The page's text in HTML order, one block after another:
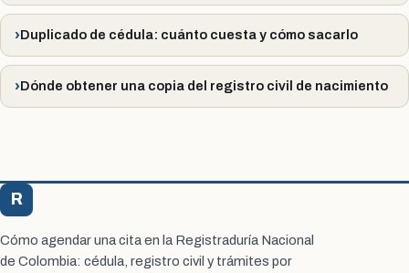
Duplicado de cédula: cuánto cuesta y cómo sacarlo
Dónde obtener una copia del registro civil de nacimiento
R
Cómo agendar una cita en la Registraduría Nacional
de Colombia: cédula, registro civil y trámites por